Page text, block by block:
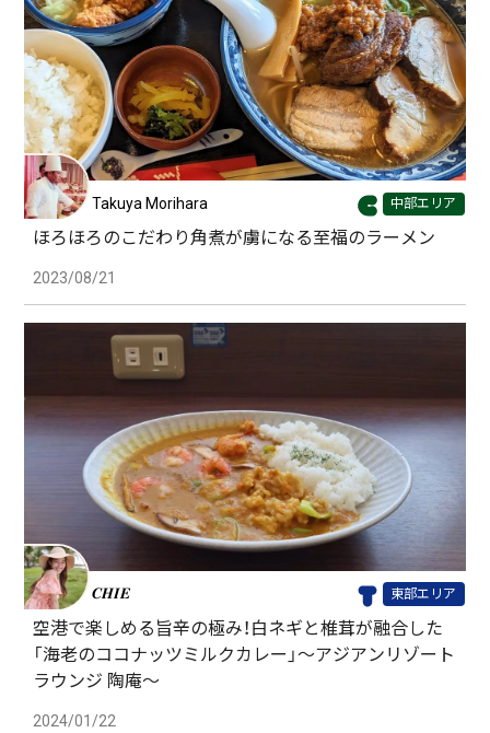
Takuya Morihara 中部エリア
ほろほろのこだわり角煮が虜になる至福のラーメン
2023/08/21
𝑪𝑯𝑰𝑬 東部エリア
空港で楽しめる旨辛の極み！白ネギと椎茸が融合した
「海老のココナッツミルクカレー」～アジアンリゾート
ラウンジ 陶庵～
2024/01/22